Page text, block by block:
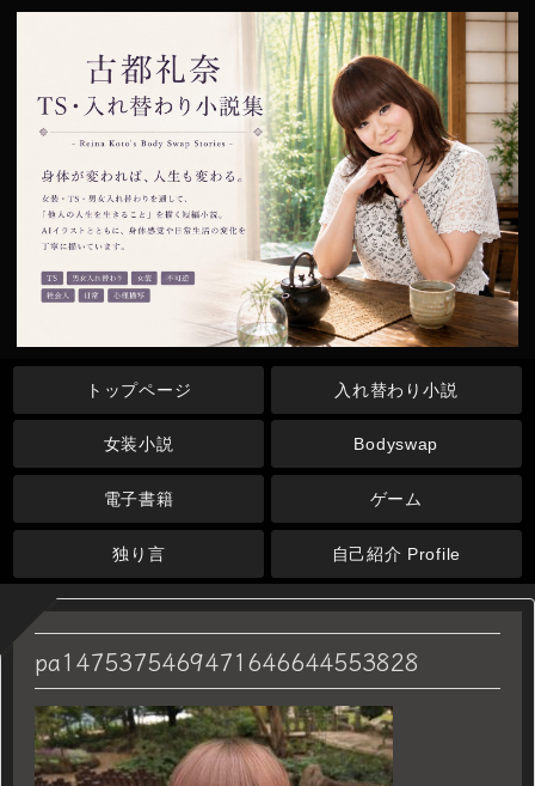
トップページ 入れ替わり小説
女装小説 Bodyswap
電子書籍 ゲーム
独り言 自己紹介 Profile
pa1475375469471646644553828